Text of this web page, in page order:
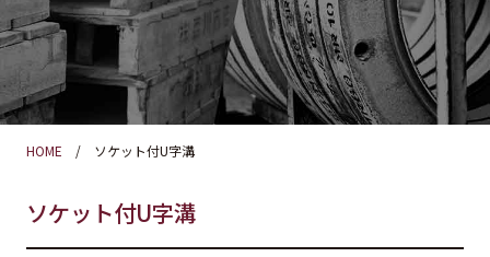
HOME ソケット付U字溝
ソケット付U字溝